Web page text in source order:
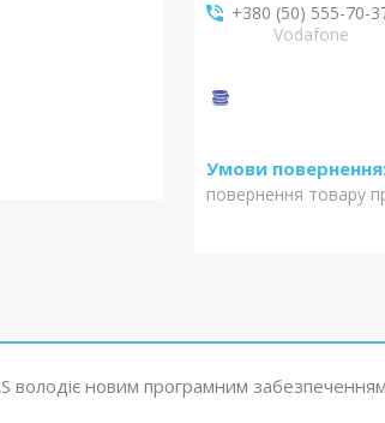
+380 (50) 555-70-
Vodafone
повернення товару
володіє новим програмним